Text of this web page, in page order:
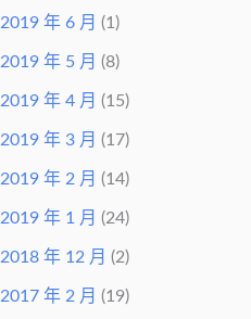
2019 年 6 月 (1)
2019 年 5 月 (8)
2019 年 4 月 (15)
2019 年 3 月 (17)
2019 年 2 月 (14)
2019 年 1 月 (24)
2018 年 12 月 (2)
2017 年 2 月 (19)